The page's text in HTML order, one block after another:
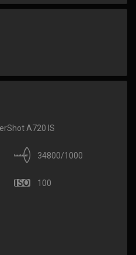
A720 IS
34800/1000
100